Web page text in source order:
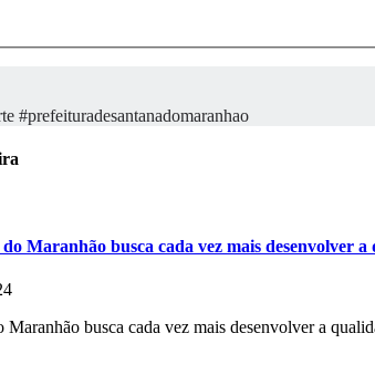
#prefeituradesantanadomaranhao
Maranhão busca cada vez mais desenvolver
Maranhão busca cada vez mais desenvolver a